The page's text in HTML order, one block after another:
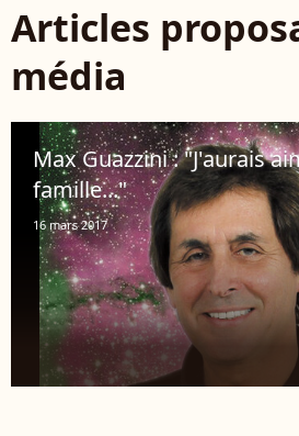
Articles
média
Max Guazzini : "J'aurais
famille..."
16 mars 2017